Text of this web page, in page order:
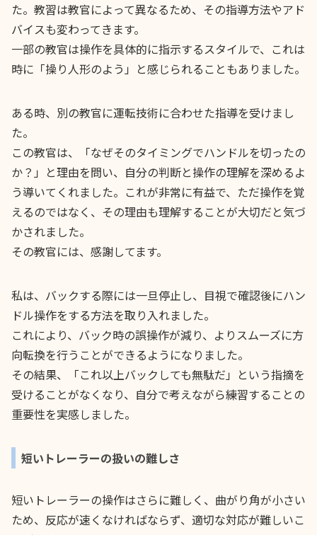
た。教習は教官によって異なるため、その指導方法やアド
バイスも変わってきます。
一部の教官は操作を具体的に指示するスタイルで、これは
時に「操り人形のよう」と感じられることもありました。
ある時、別の教官に運転技術に合わせた指導を受けまし
た。
この教官は、「なぜそのタイミングでハンドルを切ったの
か？」と理由を問い、自分の判断と操作の理解を深めるよ
う導いてくれました。これが非常に有益で、ただ操作を覚
えるのではなく、その理由も理解することが大切だと気づ
かされました。
その教官には、感謝してます。
私は、バックする際には一旦停止し、目視で確認後にハン
ドル操作をする方法を取り入れました。
これにより、バック時の誤操作が減り、よりスムーズに方
向転換を行うことができるようになりました。
その結果、「これ以上バックしても無駄だ」という指摘を
受けることがなくなり、自分で考えながら練習することの
重要性を実感しました。
短いトレーラーの扱いの難しさ
短いトレーラーの操作はさらに難しく、曲がり角が小さい
ため、反応が速くなければならず、適切な対応が難しいこ